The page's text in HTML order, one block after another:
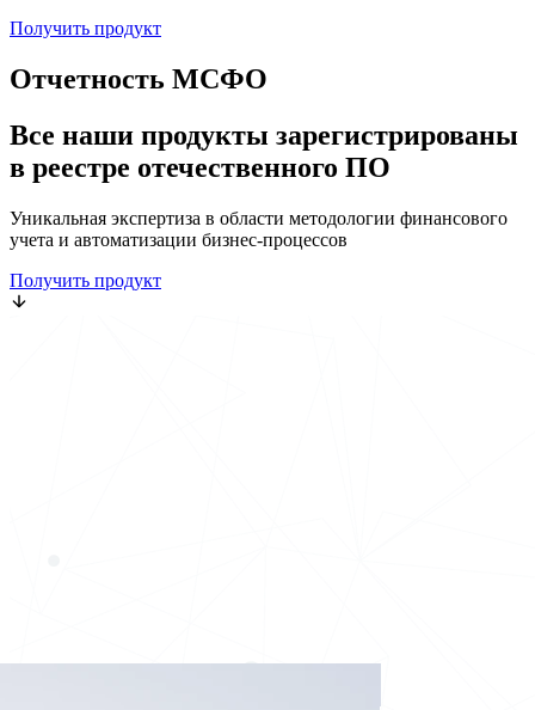
Получить продукт
Отчетность МСФО
Все наши продукты зарегистрированы
в реестре отечественного ПО
Уникальная экспертиза в области методологии финансового
учета и автоматизации бизнес-процессов
Получить продукт